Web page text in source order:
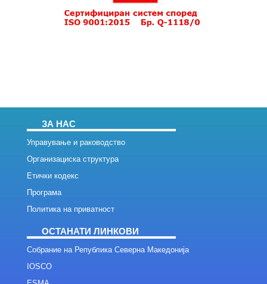
ЗА НАС
Управување и раководство
Организациска структура
Етички кодекс
Програма
Политика на приватност
ОСТАНАТИ ЛИНКОВИ
Собрание на Република Северна Македонија
IOSCO